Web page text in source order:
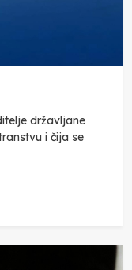
državljane
i čija se